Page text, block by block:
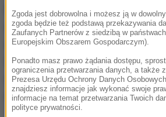
Aleppo, mieście na północnym
od miesięcy trwają zaciekłe
syryjskimi siłami rządowymi a
Sytuacja cywilów uwięzionych w
dzielnicach miasta jest krytyczna
Cavusoglu.
Zgoda jest dobrowolna i możesz ją w
zgoda będzie też podstawą przekazywania
Zaufanych Partnerów z siedzibą w
Europejskim Obszarem Gospodarczym).
Ponadto masz prawo żądania dostępu,
ograniczenia przetwarzania danych, a także
Prezesa Urzędu Ochrony Danych
znajdziesz informacje jak wykonać swoje
informacje na temat przetwarzania Twoich
polityce prywatności.